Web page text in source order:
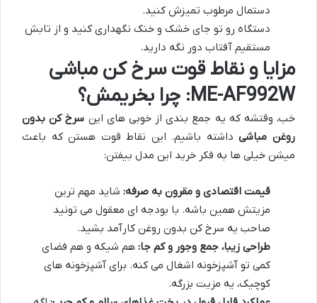
دستمال مرطوب تمیزش کنید.
دستگاه رو تو جای خشک و خنک نگهداری کنید و از تابش
مستقیم آفتاب دور نگه دارید.
مزایا و نقاط قوت سرخ کن مباشی
ME-AF992W: چرا بخریمش؟
خب، وقتشه که یه جمع بندی از خوبی های این سرخ کن بدون
روغن مباشیداشته باشیم. این نقاط قوت هستن که باعث
میشن خیلی ها به فکر خرید این مدل بیفتن:
قیمت اقتصادی و مقرون به صرفه: شاید مهم ترین
مزیتش همین باشه. با بودجه ای معقول می تونید
صاحب یه سرخ کن بدون روغن کارآمد بشید.
طراحی زیبا، جمع وجور و کم جا: هم شیکه و هم فضای
کمی تو آشپزخونه اشغال می کنه. برای آشپزخونه های
کوچیک، یه مزیت بزرگه.